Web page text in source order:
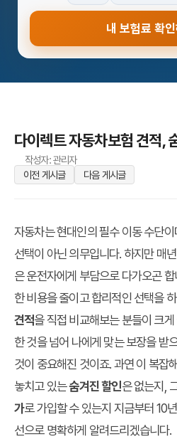
내 보험료 확인
다이렉트 자동차보험 견적,
작성자: 관리자
이전 게시글
다음 게시글
자동차는 현대인의 필수 이동 수단
선택이 아닌 의무입니다. 하지만 매
은 운전자에게 부담으로 다가오곤
한 비용을 줄이고 합리적인 선택을
견적을 직접 비교해보는 분들이 크
한 것을 넘어 나에게 맞는 보장을 받
것이 중요해진 것이죠. 과연 이 복잡
놓치고 있는숨겨진 할인은 없는지,
가로 가입할 수 있는지 지금부터 10
선으로 명확하게 알려드리겠습니다.